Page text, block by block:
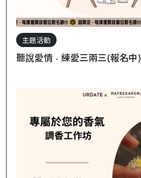
主題活動
聽說愛情 - 練愛三兩三(報名中)